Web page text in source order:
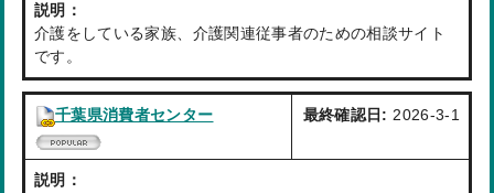
説明：
介護をしている家族、介護関連従事者のための相談サイト
です。
千葉県消費者センター 最終確認日:2026-3-1
説明：